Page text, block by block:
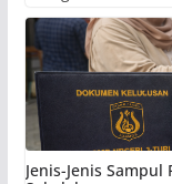
Jenis-Jenis